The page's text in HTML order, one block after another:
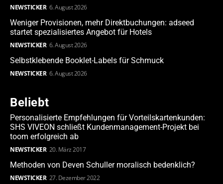
NEWSTICKER 6. August 2026
Weniger Provisionen, mehr Direktbuchungen: adseed
startet spezialisiertes Angebot für Hotels
NEWSTICKER 6. August 2026
Selbstklebende Booklet-Labels für Schmuck
NEWSTICKER 6. August 2026
Beliebt
Personalisierte Empfehlungen für Vorteilskartenkunden:
SHS VIVEON schließt Kundenmanagement-Projekt bei
toom erfolgreich ab
NEWSTICKER 20. März 2017
Methoden von Deven Schuller moralisch bedenklich?
NEWSTICKER 27. Dezember 2022